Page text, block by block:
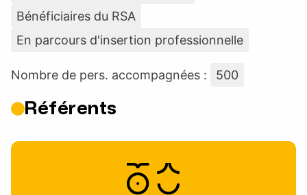
Bénéficiaires du RSA
En parcours d'insertion professionnelle
Nombre de pers. accompagnées : 500
Référents